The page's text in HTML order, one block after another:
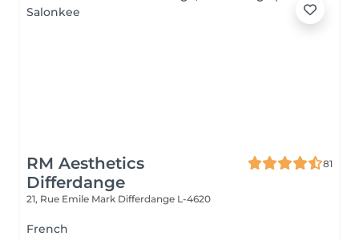
RM Aesthetics
Differdange
81
21, Rue Emile Mark Differdange L-4620
French